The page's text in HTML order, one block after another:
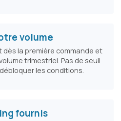
volume
la première commande et
trimestriel. Pas de seuil
les conditions.
fournis